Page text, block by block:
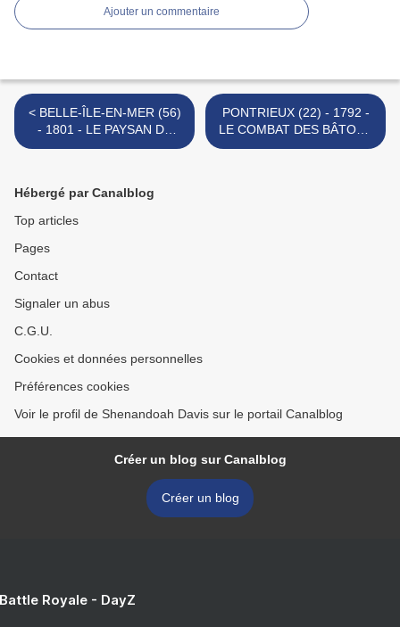
Ajouter un commentaire
< BELLE-ÎLE-EN-MER (56)
- 1801 - LE PAYSAN DE
PORT-HALLAN
PONTRIEUX (22) - 1792 -
LE COMBAT DES BÂTONS
>
Hébergé par Canalblog
Top articles
Pages
Contact
Signaler un abus
C.G.U.
Cookies et données personnelles
Préférences cookies
Voir le profil de Shenandoah Davis sur le portail Canalblog
Créer un blog sur Canalblog
Créer un blog
Royale - DayZ